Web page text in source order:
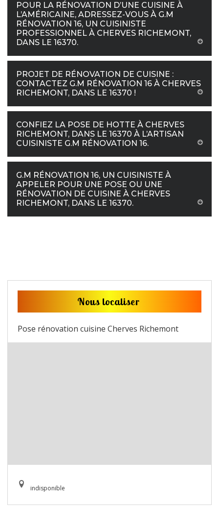
POUR LA RÉNOVATION D’UNE CUISINE À
L’AMÉRICAINE, ADRESSEZ-VOUS À G.M
RÉNOVATION 16, UN CUISINISTE
PROFESSIONNEL À CHERVES RICHEMONT,
DANS LE 16370.
PROJET DE RÉNOVATION DE CUISINE :
CONTACTEZ G.M RÉNOVATION 16 À CHERVES
RICHEMONT, DANS LE 16370 !
CONFIEZ LA POSE DE HOTTE À CHERVES
RICHEMONT, DANS LE 16370 À L’ARTISAN
CUISINISTE G.M RÉNOVATION 16.
G.M RÉNOVATION 16, UN CUISINISTE À
APPELER POUR UNE POSE OU UNE
RÉNOVATION DE CUISINE À CHERVES
RICHEMONT, DANS LE 16370.
Nous localiser
Pose rénovation cuisine Cherves Richemont
indisponible